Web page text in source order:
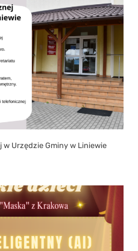
Urzędzie Gminy w Liniewie